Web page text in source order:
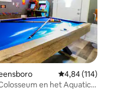
4,96 uit 5, 107 recensies
Gemiddelde
4,84 (114)
en het Aquatic